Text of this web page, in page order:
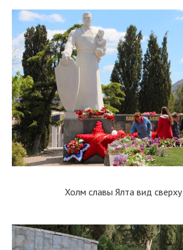
Холм славы Ялта вид сверху